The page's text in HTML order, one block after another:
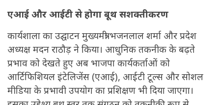
एआई और आईटी से होगा बूथ सशक्तीकरण
कार्यशाला का उद्घाटन मुख्यमंत्री भजनलाल शर्मा और प्रदेश
अध्यक्ष मदन राठौड़ ने किया। आधुनिक तकनीक के बढ़ते
प्रभाव को देखते हुए अब भाजपा कार्यकर्ताओं को
आर्टिफिशियल इंटेलिजेंस (एआई), आईटी टूल्स और सोशल
मीडिया के प्रभावी उपयोग का प्रशिक्षण भी दिया जाएगा।